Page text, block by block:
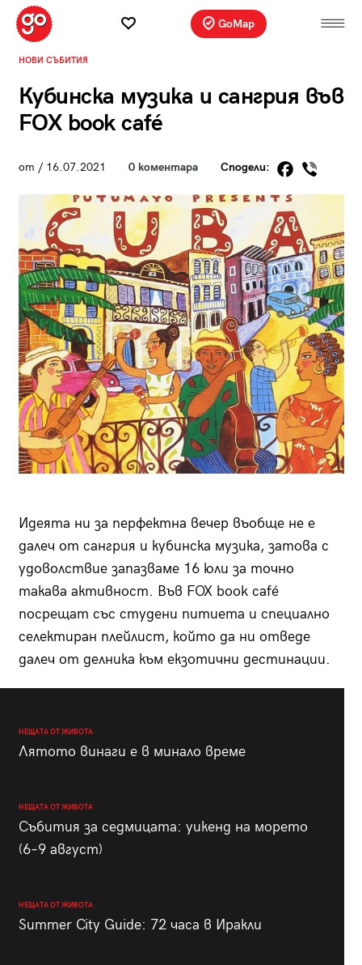
GoMap
НОВИ СЪБИТИЯ
Кубинска музика и сангрия във
FOX book café
от / 16.07.2021 0 коментара Сподели:
Идеята ни за перфектна вечер въобще не е
далеч от сангрия и кубинска музика, затова с
удоволствие запазваме 16 юли за точно
такава активност. Във FOX book café
посрещат със студени питиета и специално
селектиран плейлист, който да ни отведе
далеч от делника към екзотични дестинации.
НЕЩАТА ОТ ЖИВОТА
Лятото винаги е в минало време
НЕЩАТА ОТ ЖИВОТА
Събития за седмицата: уикенд на морето
(6–9 август)
НЕЩАТА ОТ ЖИВОТА
Summer City Guide: 72 часа в Иракли